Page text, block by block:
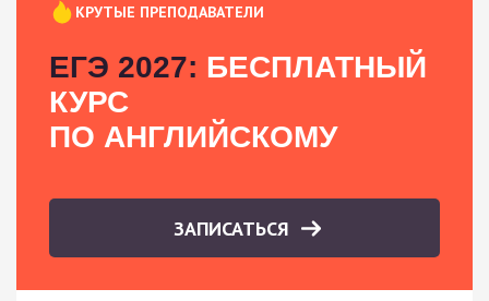
КРУТЫЕ ПРЕПОДАВАТЕЛИ
ЕГЭ 2027: БЕСПЛАТНЫЙ
КУРС
ПО АНГЛИЙСКОМУ
ЗАПИСАТЬСЯ